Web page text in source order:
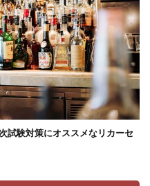
試験対策にオススメなリカーセ